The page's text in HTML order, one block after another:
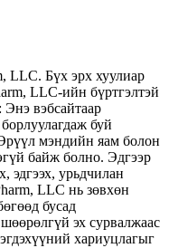
LLC. Бүх эрх хуулиар
LLC-ийн бүртгэлтэй
вэбсайтаар
буй
мэндийн яам болон
байж болно. Эдгээр
эдгээх, урьдчилан
LLC нь зөвхөн
бусад
эх сурвалжаас
хариуцлагыг